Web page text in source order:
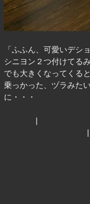
「ふふん、可愛いデシ
シニヨン２つ付けてる
でも大きくなってくる
乗っかった、ヅラみた
に・・・
| 彡
＼ (´･ω･`)
(|
(γ /
し